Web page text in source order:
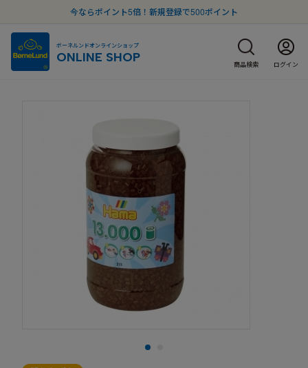
今ならポイント5倍！新規登録で500ポイント
ボーネルンドオンラインショップ
ONLINE SHOP 商品検索 ログイン